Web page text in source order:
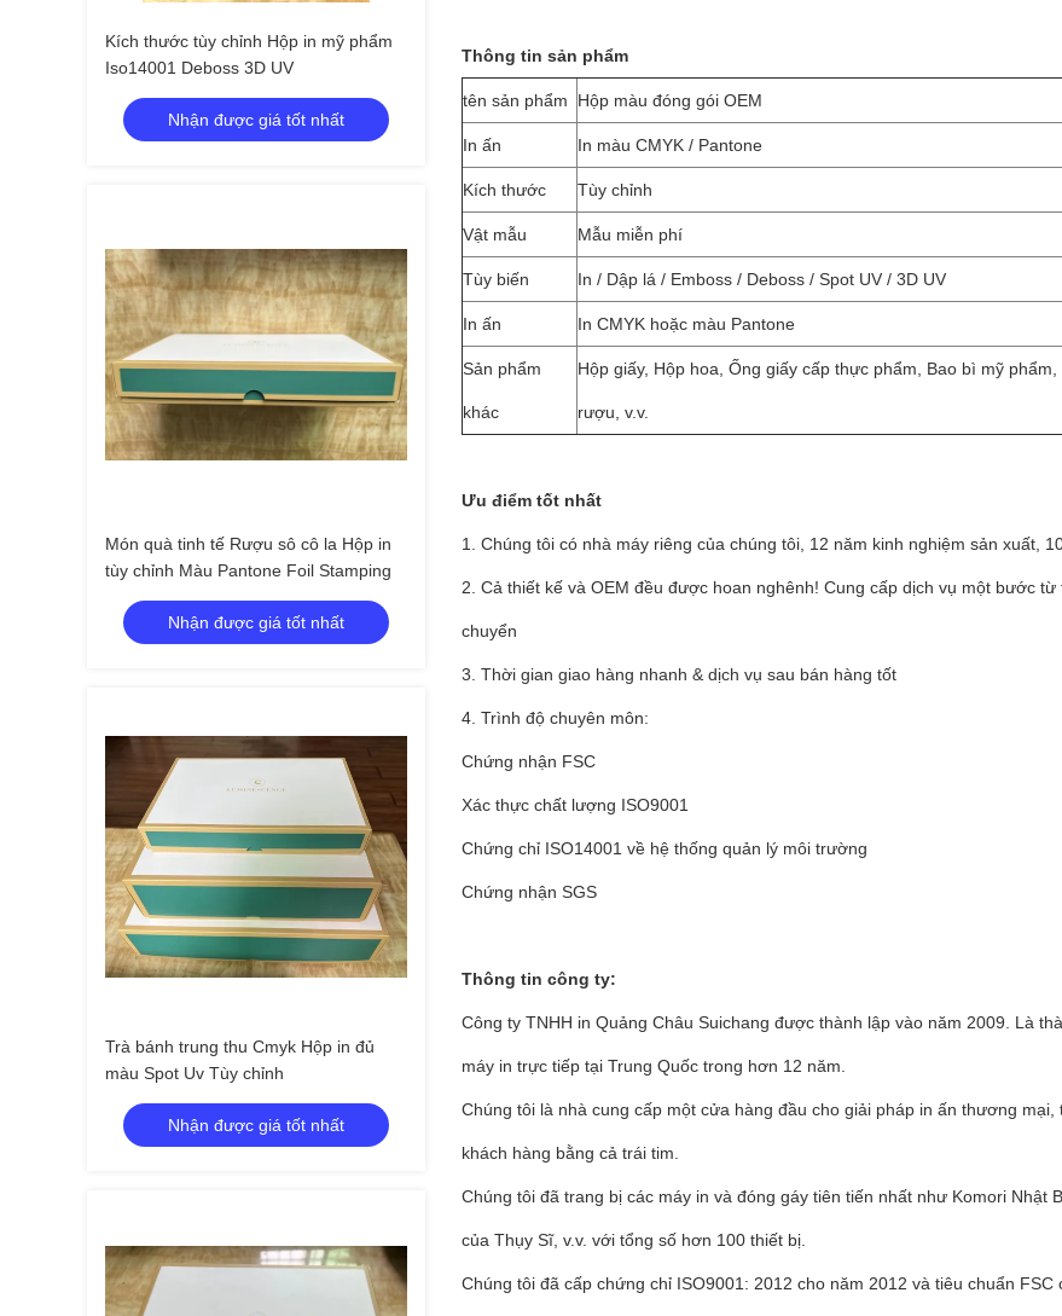
Kích thước tùy chỉnh Hộp in mỹ phẩm
Iso14001 Deboss 3D UV
Nhận được giá tốt nhất
Món quà tinh tế Rượu sô cô la Hộp in
tùy chỉnh Màu Pantone Foil Stamping
Nhận được giá tốt nhất
Trà bánh trung thu Cmyk Hộp in đủ
màu Spot Uv Tùy chỉnh
Nhận được giá tốt nhất
Thông tin sản phẩm
tên sản phẩm Hộp màu đóng gói OEM
In ấn In màu CMYK / Pantone
Kích thước Tùy chỉnh
Vật mẫu Mẫu miễn phí
Tùy biến In / Dập lá / Emboss / Deboss / Spot UV / 3D UV
In ấn In CMYK hoặc màu Pantone
Sản phẩm
khác
Hộp giấy, Hộp hoa, Ống giấy cấp thực phẩm, Bao bì mỹ
rượu, v.v.
Ưu điểm tốt nhất
1. Chúng tôi có nhà máy riêng của chúng tôi, 12 năm kinh nghiệm sản xuất,
2. Cả thiết kế và OEM đều được hoan nghênh! Cung cấp dịch vụ một bước
chuyển
3. Thời gian giao hàng nhanh & dịch vụ sau bán hàng tốt
4. Trình độ chuyên môn:
Chứng nhận FSC
Xác thực chất lượng ISO9001
Chứng chỉ ISO14001 về hệ thống quản lý môi trường
Chứng nhận SGS
Thông tin công ty:
Công ty TNHH in Quảng Châu Suichang được thành lập vào năm 2009. Là
máy in trực tiếp tại Trung Quốc trong hơn 12 năm.
Chúng tôi là nhà cung cấp một cửa hàng đầu cho giải pháp in ấn thương
khách hàng bằng cả trái tim.
Chúng tôi đã trang bị các máy in và đóng gáy tiên tiến nhất như Komori Nhật
của Thụy Sĩ, v.v. với tổng số hơn 100 thiết bị.
Chúng tôi đã cấp chứng chỉ ISO9001: 2012 cho năm 2012 và tiêu chuẩn